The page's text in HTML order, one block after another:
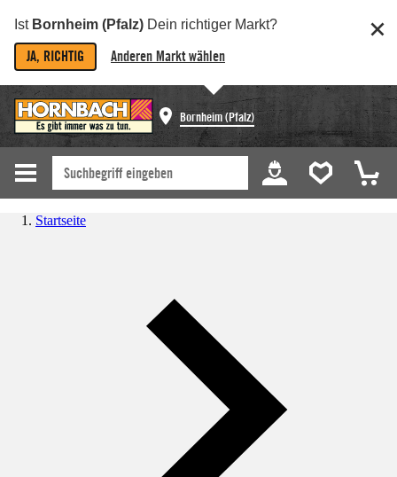
Ist Bornheim (Pfalz) Dein richtiger Markt?
JA, RICHTIG Anderen Markt wählen
Bornheim (Pfalz)
Startseite